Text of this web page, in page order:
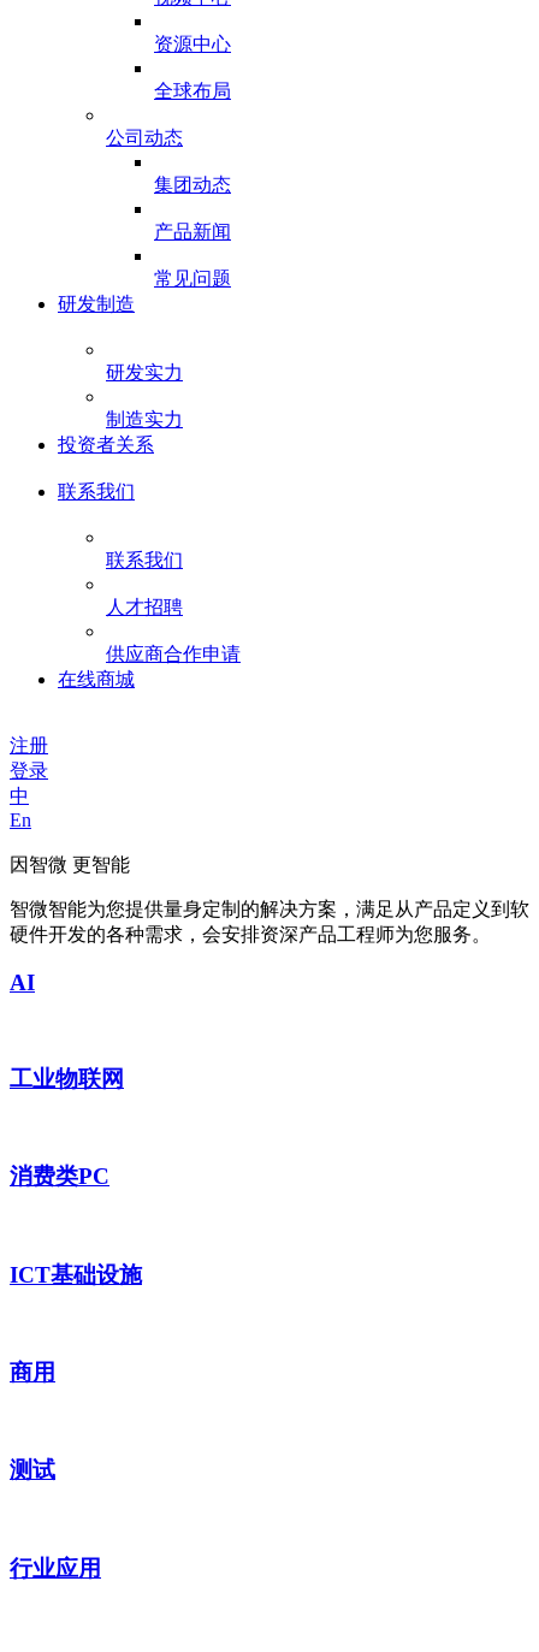
资源中心
全球布局
公司动态
集团动态
产品新闻
常见问题
研发制造
研发实力
制造实力
投资者关系
联系我们
联系我们
人才招聘
供应商合作申请
在线商城
注册
登录
中
En
因智微 更智能
智微智能为您提供量身定制的解决方案，满足从产品定义到软
硬件开发的各种需求，会安排资深产品工程师为您服务。
AI
工业物联网
消费类PC
ICT基础设施
商用
测试
行业应用